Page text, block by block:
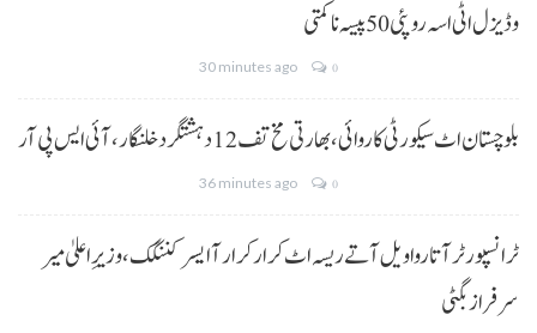
و ڈیزل اٹی اسہ روپئی 50 پیسہ نا کمتی
30 minutes ago 0
بلوچستان اٹ سیکورٹی کاروائی، بھارتی مخ تف 12 دہشتگرد خلنگار،آئی ایس پی آر
36 minutes ago 0
ٹرانسپورٹر آتا روا ویل آتے ریسہ اٹ کرار کرار آ ایسر کننگک ،وزیرِ اعلیٰ میر
سرفراز بگٹی